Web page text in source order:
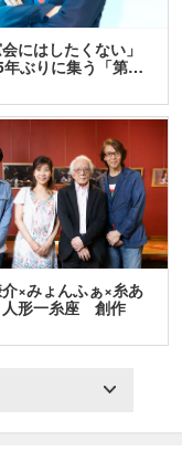
会にはしたくない」
ぶりに集う「第…
×みょんふぁ×糸あ
人形一糸座 創作